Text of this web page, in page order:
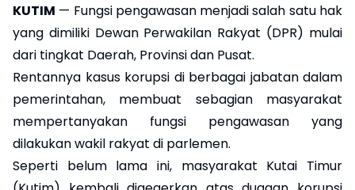
KUTIM — Fungsi pengawasan menjadi salah satu hak
yang dimiliki Dewan Perwakilan Rakyat (DPR) mulai
dari tingkat Daerah, Provinsi dan Pusat.
Rentannya kasus korupsi di berbagai jabatan dalam
pemerintahan, membuat sebagian masyarakat
mempertanyakan fungsi pengawasan yang
dilakukan wakil rakyat di parlemen.
Seperti belum lama ini, masyarakat Kutai Timur